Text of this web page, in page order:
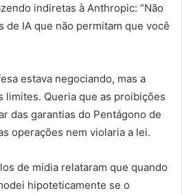
indiretas à Anthropic: “Não
de IA que não permitam que você
estava negociando, mas a
limites. Queria que as proibições
das garantias do Pentágono de
operações nem violaria a lei.
de mídia relataram que quando
hipoteticamente se o